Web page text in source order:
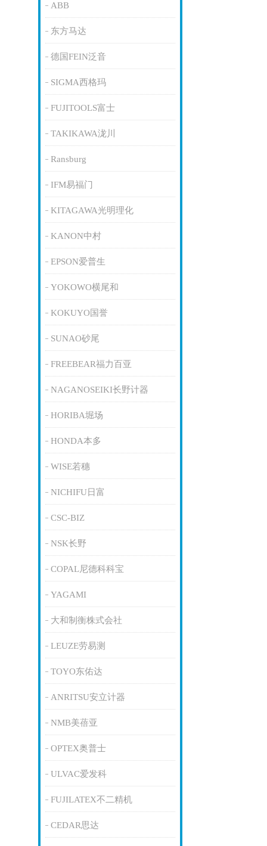
ABB
东方马达
德国FEIN泛音
SIGMA西格玛
FUJITOOLS富士
TAKIKAWA泷川
Ransburg
IFM易福门
KITAGAWA光明理化
KANON中村
EPSON爱普生
YOKOWO横尾和
KOKUYO国誉
SUNAO砂尾
FREEBEAR福力百亚
NAGANOSEIKI长野计器
HORIBA堀场
HONDA本多
WISE若穗
NICHIFU日富
CSC-BIZ
NSK长野
COPAL尼德科科宝
YAGAMI
大和制衡株式会社
LEUZE劳易测
TOYO东佑达
ANRITSU安立计器
NMB美蓓亚
OPTEX奥普士
ULVAC爱发科
FUJILATEX不二精机
CEDAR思达